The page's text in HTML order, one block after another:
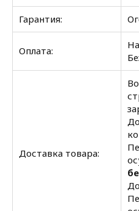
Гарантия:
Оплата:
Доставка товара: